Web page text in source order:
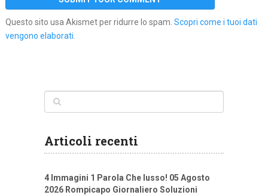
Questo sito usa Akismet per ridurre lo spam. Scopri come i tuoi dati
vengono elaborati
Articoli recenti
4 Immagini 1 Parola Che lusso! 05 Agosto
2026 Rompicapo Giornaliero Soluzioni